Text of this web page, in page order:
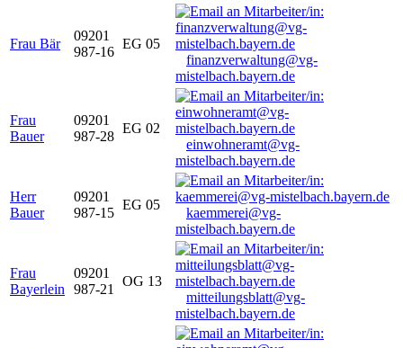
Frau Bär
09201
987-16
EG 05
finanzverwaltung@vg-
mistelbach.bayern.de
Frau
Bauer
09201
987-28
EG 02
einwohneramt@vg-
mistelbach.bayern.de
Herr
Bauer
09201
987-15
EG 05
kaemmerei@vg-
mistelbach.bayern.de
Frau
Bayerlein
09201
987-21
OG 13
mitteilungsblatt@vg-
mistelbach.bayern.de